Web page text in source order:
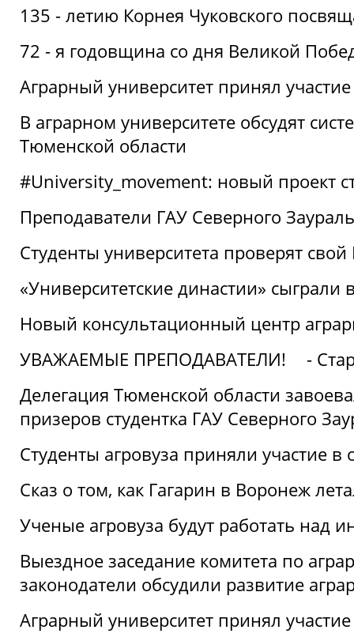
135 - летию Корнея Чуковского
72 - я годовщина со дня Великой
Аграрный университет принял
В аграрном университете обсудят
Тюменской области
#University_movement: новый проект
Преподаватели ГАУ Северного
Студенты университета проверят свой
«Университетские династии»
Новый консультационный центр
УВАЖАЕМЫЕ ПРЕПОДАВАТЕЛИ!
-
Делегация Тюменской области
призеров студентка ГАУ Северного
Студенты агровуза приняли участие в
Сказ о том, как Гагарин в Воронеж
Ученые агровуза будут работать над
Выездное заседание комитета по
законодатели обсудили развитие
Аграрный университет принял